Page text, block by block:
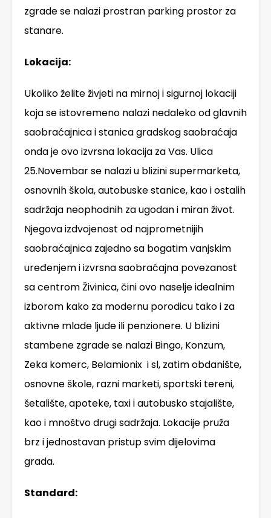
zgrade se nalazi prostran parking prostor za
stanare.
Lokacija:
Ukoliko želite živjeti na mirnoj i sigurnoj lokaciji
koja se istovremeno nalazi nedaleko od glavnih
saobraćajnica i stanica gradskog saobraćaja
onda je ovo izvrsna lokacija za Vas. Ulica
25.Novembar se nalazi u blizini supermarketa,
osnovnih škola, autobuske stanice, kao i ostalih
sadržaja neophodnih za ugodan i miran život.
Njegova izdvojenost od najprometnijih
saobraćajnica zajedno sa bogatim vanjskim
uređenjem i izvrsna saobraćajna povezanost
sa centrom Živinica, čini ovo naselje idealnim
izborom kako za modernu porodicu tako i za
aktivne mlade ljude ili penzionere. U blizini
stambene zgrade se nalazi Bingo, Konzum,
Zeka komerc, Belamionix i sl, zatim obdanište,
osnovne škole, razni marketi, sportski tereni,
šetalište, apoteke, taxi i autobusko stajalište,
kao i mnoštvo drugi sadržaja. Lokacije pruža
brz i jednostavan pristup svim dijelovima
grada.
Standard: